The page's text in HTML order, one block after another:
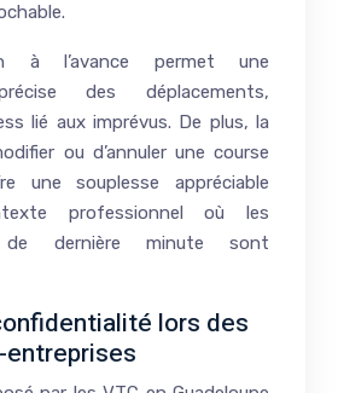
à l’avance permet une
des déplacements,
lié aux imprévus. De plus, la
ou d’annuler une course
une souplesse appréciable
professionnel où les
de dernière minute sont
lors des